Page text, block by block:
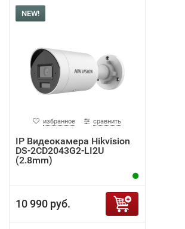
NEW!
избранное сравнить
IP Видеокамера Hikvision
DS-2CD2043G2-LI2U
(2.8mm)
10 990 руб.